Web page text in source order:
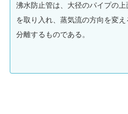
沸水防止管は、大径のパイプの
を取り入れ、蒸気流の方向を変
分離するものである。